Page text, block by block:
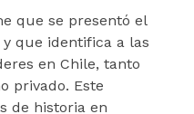
que se presentó el
que identifica a las
en Chile, tanto
privado. Este
de historia en